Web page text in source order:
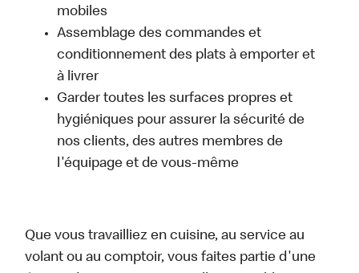
mobiles
Assemblage des commandes et
conditionnement des plats à emporter et
à livrer
Garder toutes les surfaces propres et
hygiéniques pour assurer la sécurité de
nos clients, des autres membres de
l'équipage et de vous-même
Que vous travailliez en cuisine, au service au
volant ou au comptoir, vous faites partie d'une